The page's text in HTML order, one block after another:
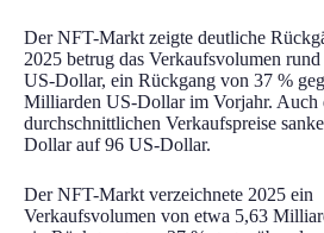
Der NFT-Markt zeigte deutliche
2025 betrug das Verkaufsvolumen
US-Dollar, ein Rückgang von 37 %
Milliarden US-Dollar im Vorjahr. Auch
durchschnittlichen Verkaufspreise
Dollar auf 96 US-Dollar.
Der NFT-Markt verzeichnete 2025 ein
Verkaufsvolumen von etwa 5,63